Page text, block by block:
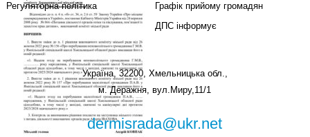
Регуляторна політика
Графік прийому громадян
ДПС інформує
Україна, 32200, Хмельницька обл.,
м. Деражня, вул.Миру,11/1
dermisrada@ukr.net